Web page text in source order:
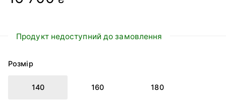
Продукт недоступний до замовлення
Розмір
140 160 180